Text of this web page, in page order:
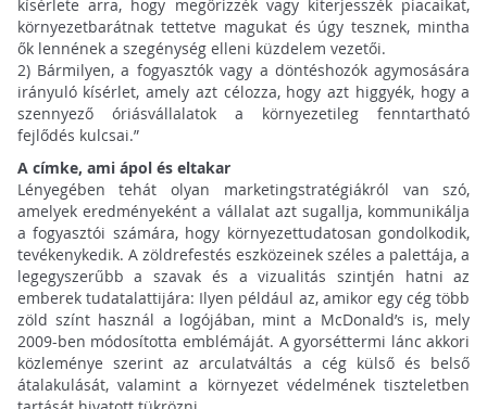
kísérlete arra, hogy megőrizzék vagy kiterjesszék piacaikat,
környezetbarátnak tettetve magukat és úgy tesznek, mintha
ők lennének a szegénység elleni küzdelem vezetői.
2) Bármilyen, a fogyasztók vagy a döntéshozók agymosására
irányuló kísérlet, amely azt célozza, hogy azt higgyék, hogy a
szennyező óriásvállalatok a környezetileg fenntartható
fejlődés kulcsai.”
A címke, ami ápol és eltakar
Lényegében tehát olyan marketingstratégiákról van szó,
amelyek eredményeként a vállalat azt sugallja, kommunikálja
a fogyasztói számára, hogy környezettudatosan gondolkodik,
tevékenykedik. A zöldrefestés eszközeinek széles a palettája, a
legegyszerűbb a szavak és a vizualitás szintjén hatni az
emberek tudatalattijára: Ilyen például az, amikor egy cég több
zöld színt használ a logójában, mint a McDonald’s is, mely
2009-ben módosította emblémáját. A gyorséttermi lánc akkori
közleménye szerint az arculatváltás a cég külső és belső
átalakulását, valamint a környezet védelmének tiszteletben